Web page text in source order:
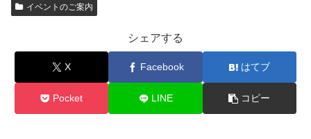
イベントのご案内
シェアする
X Facebook はてブ
Pocket LINE コピー